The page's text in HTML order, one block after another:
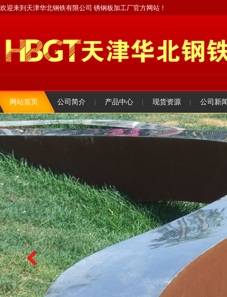
欢迎来到天津华北钢铁有限公司 锈钢板加工厂官方网站！
网站首页 公司简介 产品中心 现货资源 公司新